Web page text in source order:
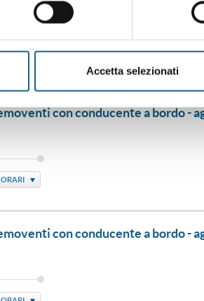
Accetta selezionati
con conducente a bordo -
ORARI
con conducente a bordo -